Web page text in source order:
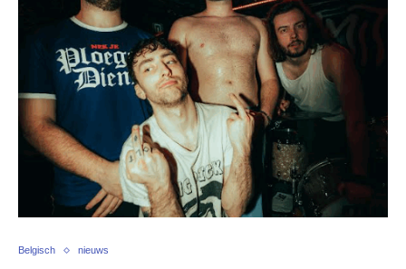
Belgisch nieuws